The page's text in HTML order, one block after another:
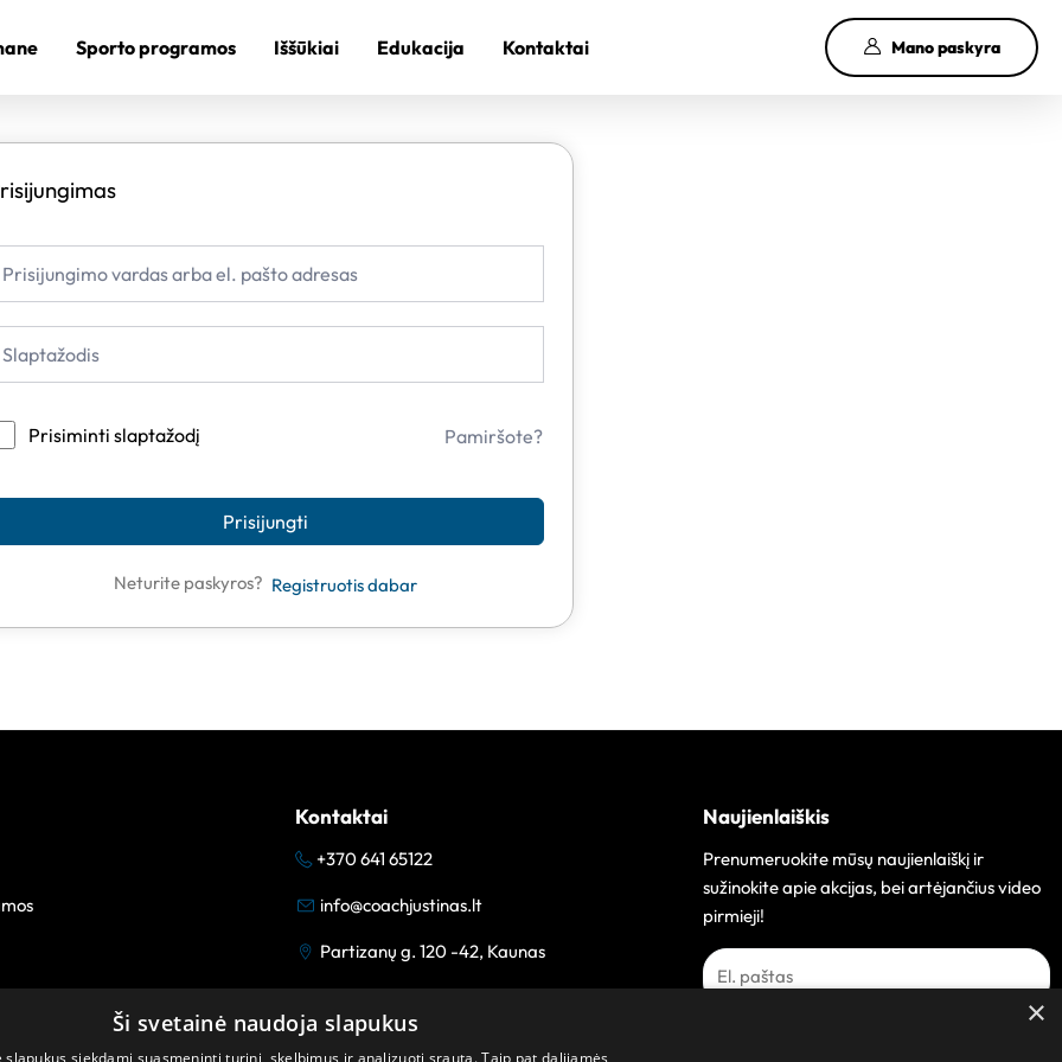
Sporto programos Iššūkiai Edukacija Kontaktai Mano paskyra
Prisiminti slaptažodį Pamiršote?
Prisijungti
Neturite paskyros? Registruotis dabar
Kontaktai
+370 641 65122
info@coachjustinas.lt
Partizanų g. 120 -42, Kaunas
Naujienlaiškis
Prenumeruokite mūsų naujienlaiškį ir
sužinokite apie akcijas, bei artėjančius video
pirmieji!
×
Ši svetainė naudoja slapukus
slapukus siekdami suasmeninti turinį, skelbimus ir analizuoti srautą. Taip pat dalijamės